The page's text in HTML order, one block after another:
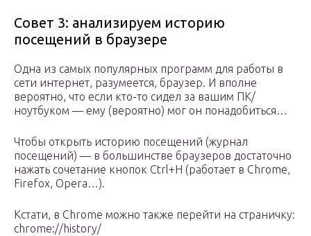
Совет 3: анализируем историю
посещений в браузере
Одна из самых популярных программ для работы в
сети интернет, разумеется, браузер. И вполне
вероятно, что если кто-то сидел за вашим ПК/
ноутбуком — ему (вероятно) мог он понадобиться…
Чтобы открыть историю посещений (журнал
посещений) — в большинстве браузеров достаточно
нажать сочетание кнопок Ctrl+H (работает в Chrome,
Firefox, Opera…).
Кстати, в Chrome можно также перейти на страничку:
chrome://history/